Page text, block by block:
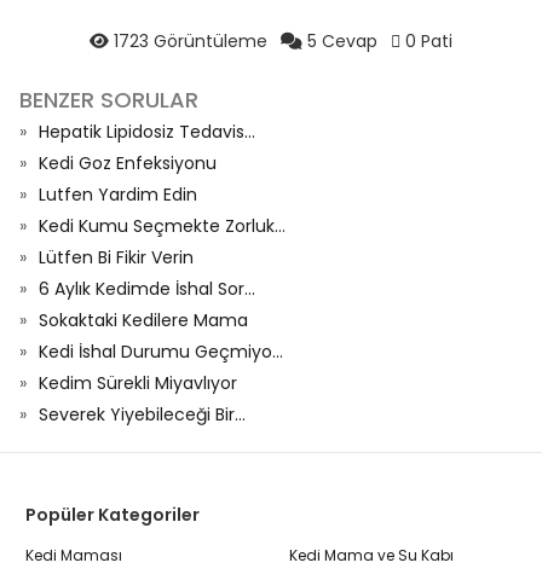
1723 Görüntüleme 5 Cevap 0 Pati
BENZER SORULAR
Hepatik Lipidosiz Tedavis...
Kedi Goz Enfeksiyonu
Lutfen Yardim Edin
Kedi Kumu Seçmekte Zorluk...
Lütfen Bi Fikir Verin
6 Aylık Kedimde İshal Sor...
Sokaktaki Kedilere Mama
Kedi İshal Durumu Geçmiyo...
Kedim Sürekli Miyavlıyor
Severek Yiyebileceği Bir...
Popüler Kategoriler
Kedi Maması
Kedi Mama ve Su Kabı